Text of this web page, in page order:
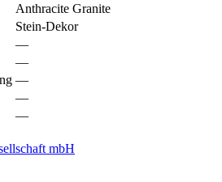
Anthracite Granite
Stein-Dekor
—
—
—
—
—
mbH